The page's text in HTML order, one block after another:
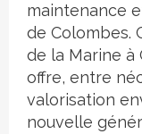
maintenance
de Colombes.
de la Marine à
offre, entre
valorisation
nouvelle